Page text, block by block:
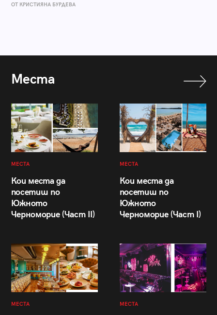
ОТ КРИСТИЯНА БУРДЕВА
Места
МЕСТА
Кои места да
посетиш по
Южното
Черноморие (Част II)
МЕСТА
Кои места да
посетиш по
Южното
Черноморие (Част I)
МЕСТА МЕСТА